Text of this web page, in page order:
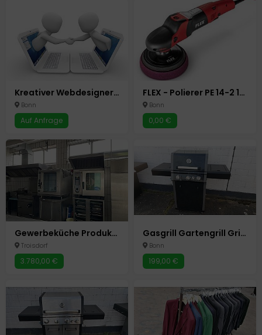
Kreativer Webdesigner Wordpress Baukasten Shop System Home-Office
Bonn
Auf Anfrage
FLEX - Polierer PE 14-2 150 Maschine PKW Auto Autoaufbereitung
Bonn
0,00 €
Gewerbeküche Produktionsküche Bäckerei Backstube Cateringküche Küche Mietküche Kühlhaus Ladenlokal
Troisdorf
3.780,00 €
Gasgrill Gartengrill Grillwagen Grillstation Gasherd / 4 Brenner
Bonn
199,00 €